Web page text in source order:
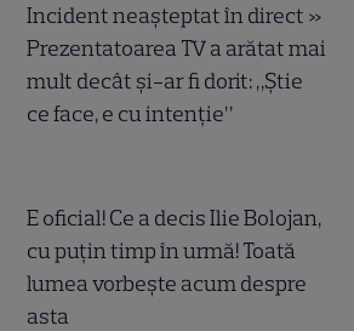
Incident neașteptat în direct »
Prezentatoarea TV a arătat mai
mult decât și-ar fi dorit: „Știe
ce face, e cu intenție”
E oficial! Ce a decis Ilie Bolojan,
cu puțin timp în urmă! Toată
lumea vorbește acum despre
asta